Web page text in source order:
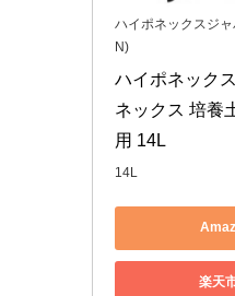
ハイポネックスジ
N)
ハイポネック
ネックス 培養
用 14L
14L
楽天